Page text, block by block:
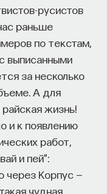
русистов
раньше
по текстам,
выписанными
за несколько
А для
жизнь!
и к появлению
работ,
и пей”:
через Корпус —
чудная
это тоже
сетку. Скажем,
летописанием,
апостолов»
годовые
лет». Алексей
что эти
на рубеже